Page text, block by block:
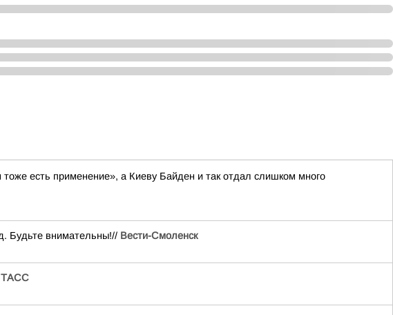
есть применение», а Киеву Байден и так отдал слишком много
Будьте внимательны!// Вести-Смоленск
ТАСС